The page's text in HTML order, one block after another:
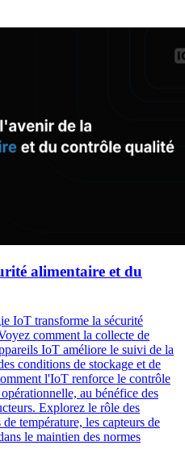
alimentaire et du
IoT transforme la sécurité
comment la collecte de
IoT améliore le suivi de la
conditions de stockage et de
l'IoT renforce le contrôle
au bénéfice des
Explorez le rôle des
température, les capteurs de
le maintien des normes